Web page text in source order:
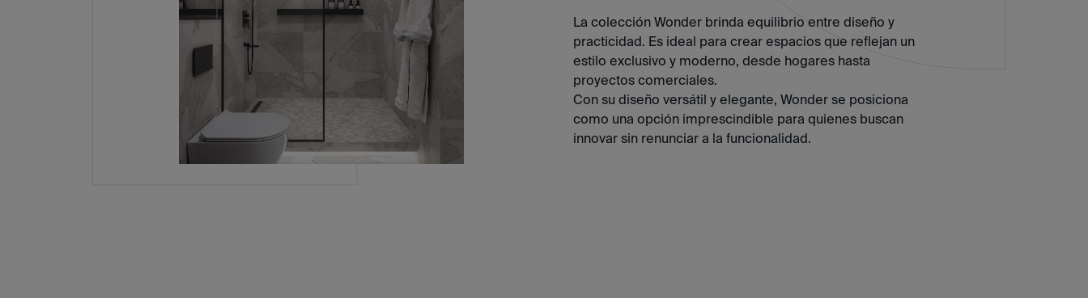
La colección Wonder brinda equilibrio entre diseño y
practicidad. Es ideal para crear espacios que reflejan un
estilo exclusivo y moderno, desde hogares hasta
proyectos comerciales.
Con su diseño versátil y elegante, Wonder se posiciona
como una opción imprescindible para quienes buscan
innovar sin renunciar a la funcionalidad.